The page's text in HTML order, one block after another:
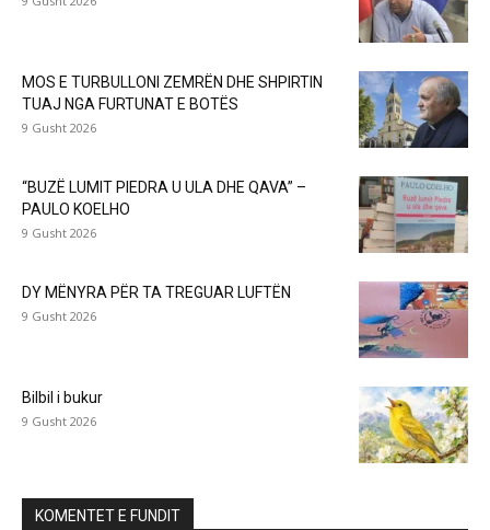
MOS E TURBULLONI ZEMRËN DHE SHPIRTIN
TUAJ NGA FURTUNAT E BOTËS
9 Gusht 2026
“BUZË LUMIT PIEDRA U ULA DHE QAVA” –
PAULO KOELHO
9 Gusht 2026
DY MËNYRA PËR TA TREGUAR LUFTËN
9 Gusht 2026
Bilbil i bukur
9 Gusht 2026
KOMENTET E FUNDIT